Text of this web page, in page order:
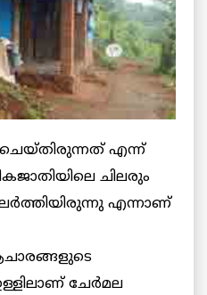
എന്ന്
ചിലരും
എന്നാണ്
ചേര്‍മല